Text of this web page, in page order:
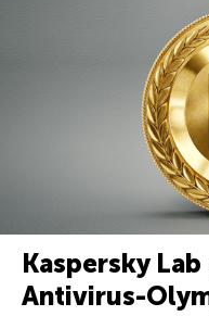
Kaspersky
Antivirus-